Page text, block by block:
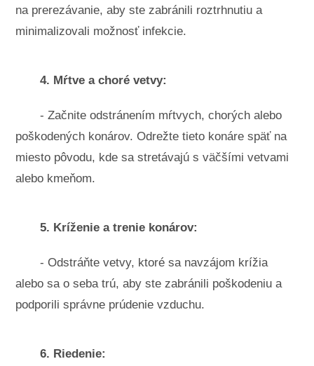
na prerezávanie, aby ste zabránili roztrhnutiu a
minimalizovali možnosť infekcie.
4. Mŕtve a choré vetvy:
- Začnite odstránením mŕtvych, chorých alebo
poškodených konárov. Odrežte tieto konáre späť na
miesto pôvodu, kde sa stretávajú s väčšími vetvami
alebo kmeňom.
5. Kríženie a trenie konárov:
- Odstráňte vetvy, ktoré sa navzájom krížia
alebo sa o seba trú, aby ste zabránili poškodeniu a
podporili správne prúdenie vzduchu.
6. Riedenie: